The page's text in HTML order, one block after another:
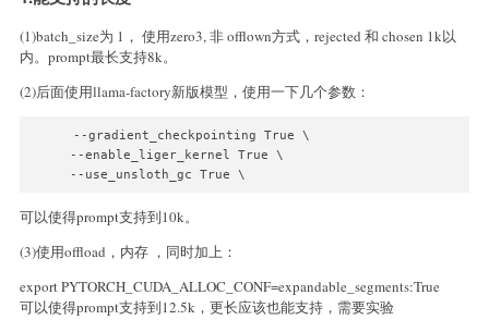
(1)batch_size为 1， 使用zero3, 非 offlown方式，rejected 和 chosen 1k以
内。prompt最长支持8k。
(2)后面使用llama-factory新版模型，使用一下几个参数：
--gradient_checkpointing True \
--enable_liger_kernel True \
--use_unsloth_gc True \
可以使得prompt支持到10k。
(3)使用offload，内存 ，同时加上：
export PYTORCH_CUDA_ALLOC_CONF=expandable_segments:True
可以使得prompt支持到12.5k，更长应该也能支持，需要实验